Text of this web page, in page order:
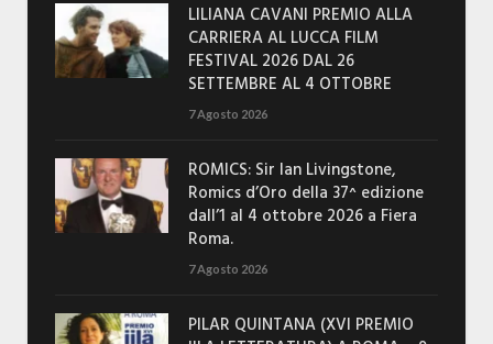
LILIANA CAVANI PREMIO ALLA
CARRIERA AL LUCCA FILM
FESTIVAL 2026 DAL 26
SETTEMBRE AL 4 OTTOBRE
7 Agosto 2026
ROMICS: Sir Ian Livingstone,
Romics d’Oro della 37^ edizione
dall’1 al 4 ottobre 2026 a Fiera
Roma.
7 Agosto 2026
PILAR QUINTANA (XVI PREMIO